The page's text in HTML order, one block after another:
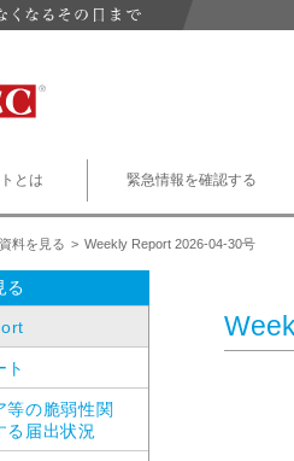
とは 緊急情報を確認する
料を見る Weekly Report 2026-04-30号
る
ト
等の脆弱性関
る届出状況